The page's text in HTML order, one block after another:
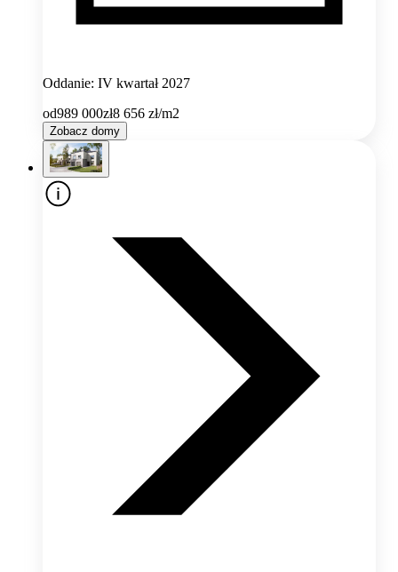
Oddanie: IV kwartał 2027
od989 000zł8 656 zł/m2
Zobacz domy